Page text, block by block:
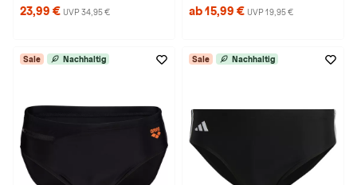
23,99 € UVP 34,95 € ab 15,99 € UVP 19,95 €
Sale Nachhaltig Sale Nachhaltig